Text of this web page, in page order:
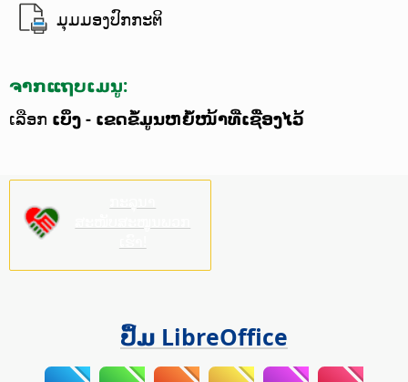
ມຸມມອງປົກກະຕິ
ຈາກແຖບເມນູ:
ເລືອກ ເບິ່ງ - ເຂດຂໍ້ມູນຫຍໍ້ໜ້າທີ່ເຊື່ອງໄວ້
ປຶ້ມ LibreOffice